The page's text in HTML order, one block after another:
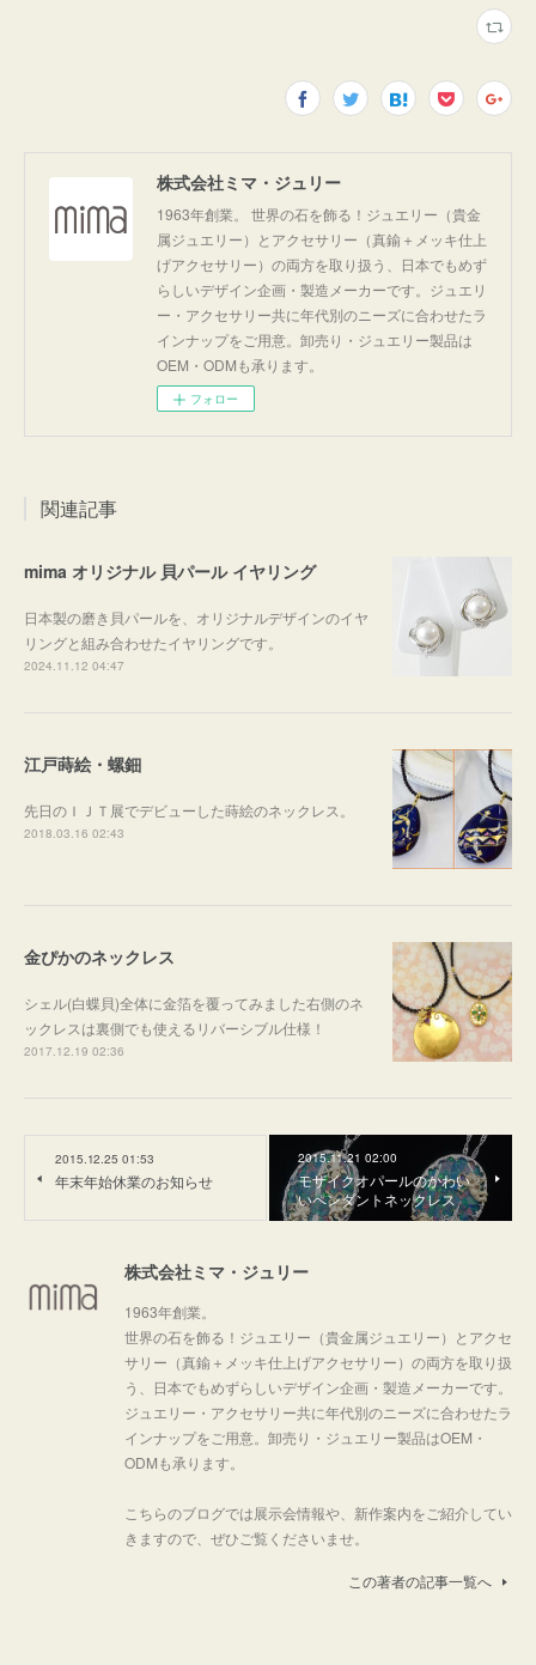
株式会社ミマ・ジュリー
1963年創業。 世界の石を飾る！ジュエリー（貴金
属ジュエリー）とアクセサリー（真鍮＋メッキ仕上
げアクセサリー）の両方を取り扱う、日本でもめず
らしいデザイン企画・製造メーカーです。ジュエリ
ー・アクセサリー共に年代別のニーズに合わせたラ
インナップをご用意。卸売り・ジュエリー製品は
OEM・ODMも承ります。
フォロー
関連記事
mima オリジナル 貝パール イヤリング
日本製の磨き貝パールを、オリジナルデザインのイヤ
リングと組み合わせたイヤリングです。
2024.11.12 04:47
江戸蒔絵・螺鈿
先日のＩＪＴ展でデビューした蒔絵のネックレス。
2018.03.16 02:43
金ぴかのネックレス
シェル(白蝶貝)全体に金箔を覆ってみました右側のネ
ックレスは裏側でも使えるリバーシブル仕様！
2017.12.19 02:36
2015.12.25 01:53
年末年始休業のお知らせ
2015.11.21 02:00
モザイクオパールのかわい
いペンダントネックレス
株式会社ミマ・ジュリー
1963年創業。
世界の石を飾る！ジュエリー（貴金属ジュエリー）とアクセ
サリー（真鍮＋メッキ仕上げアクセサリー）の両方を取り扱
う、日本でもめずらしいデザイン企画・製造メーカーです。
ジュエリー・アクセサリー共に年代別のニーズに合わせたラ
インナップをご用意。卸売り・ジュエリー製品はOEM・
ODMも承ります。
こちらのブログでは展示会情報や、新作案内をご紹介してい
きますので、ぜひご覧くださいませ。
この著者の記事一覧へ